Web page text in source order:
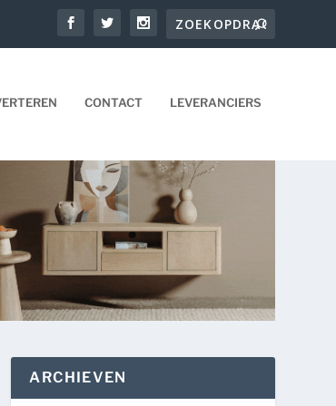
CONTACT LEVERANCIERS
ARCHIEVEN